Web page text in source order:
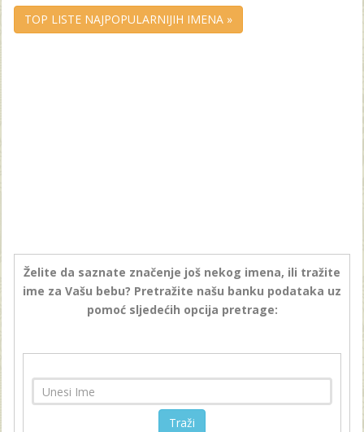
TOP LISTE NAJPOPULARNIJIH IMENA »
Želite da saznate značenje još nekog imena, ili tražite
ime za Vašu bebu? Pretražite našu banku podataka uz
pomoć sljedećih opcija pretrage:
Traži